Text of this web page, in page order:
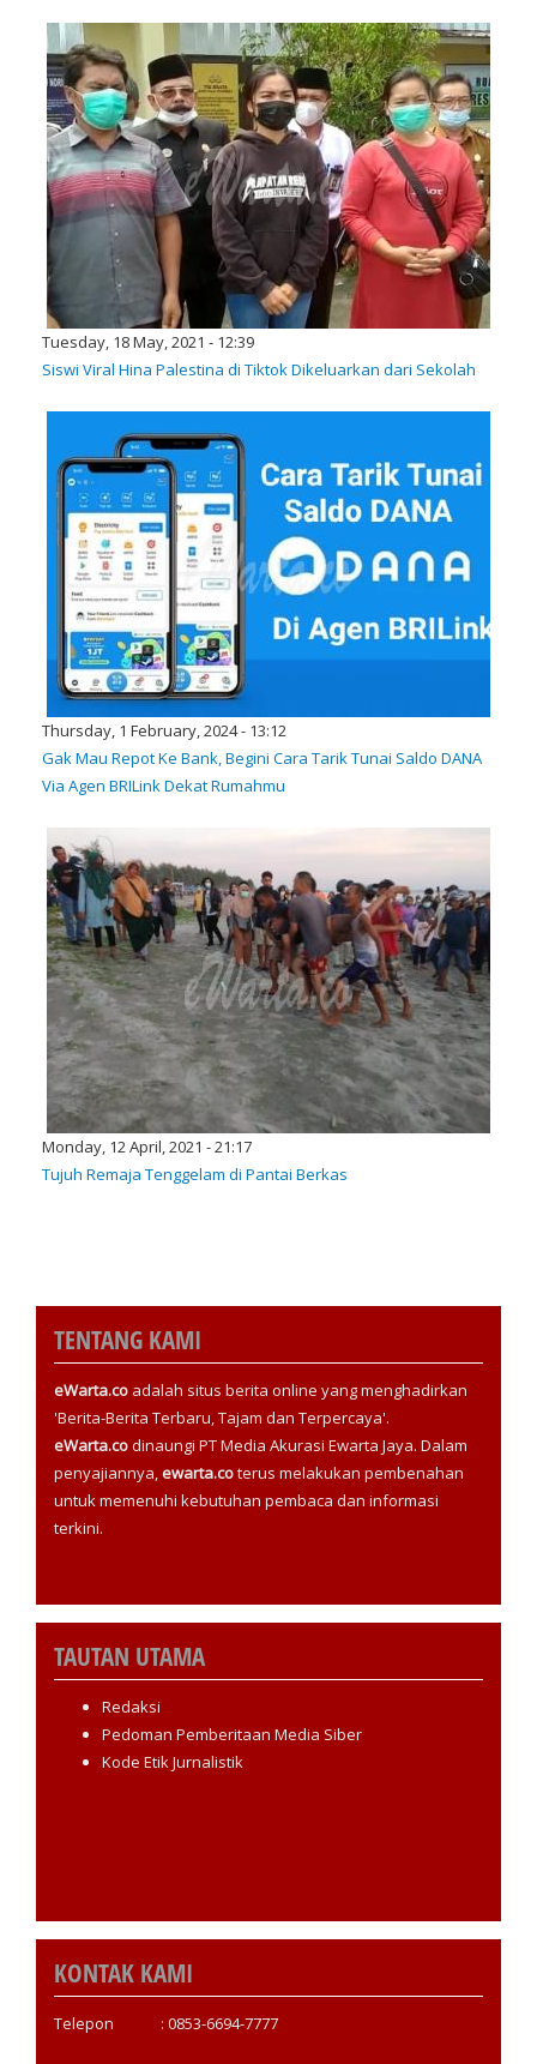
Tuesday, 18 May, 2021 - 12:39
Siswi Viral Hina Palestina di Tiktok Dikeluarkan dari Sekolah
Thursday, 1 February, 2024 - 13:12
Gak Mau Repot Ke Bank, Begini Cara Tarik Tunai Saldo DANA
Via Agen BRILink Dekat Rumahmu
Monday, 12 April, 2021 - 21:17
Tujuh Remaja Tenggelam di Pantai Berkas
TENTANG KAMI
eWarta.co adalah situs berita online yang menghadirkan
'Berita-Berita Terbaru, Tajam dan Terpercaya'.
eWarta.codinaungi PT Media Akurasi Ewarta Jaya. Dalam
penyajiannya, ewarta.coterus melakukan pembenahan
untuk memenuhi kebutuhan pembaca dan informasi
terkini.
TAUTAN UTAMA
Redaksi
Pedoman Pemberitaan Media Siber
Kode Etik Jurnalistik
KONTAK KAMI
Telepon : 0853-6694-7777